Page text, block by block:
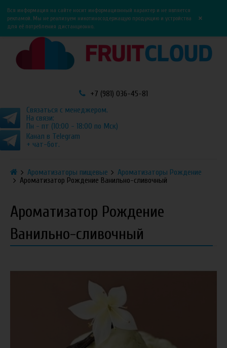
0
Вся информация на сайте носит информационный характер и не является
рекламой. Мы не реализуем никотиносодержащую продукцию и устройства
для её потребления дистанционно.
×
+7 (981) 036-45-81
Связаться с менеджером.
На связи:
Пн - пт (10:00 - 18:00 по Мск)
Канал в Telegram
+ чат-бот.
Ароматизаторы пищевые
Ароматизаторы Рождение
Ароматизатор Рождение Ванильно-сливочный
Ароматизатор Рождение
Ванильно-сливочный